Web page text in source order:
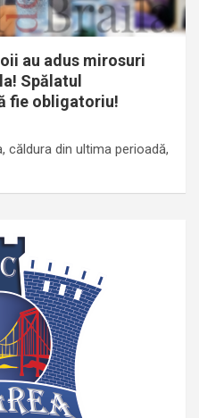
au adus mirosuri
Spălatul
fie obligatoriu!
căldura din ultima perioadă,